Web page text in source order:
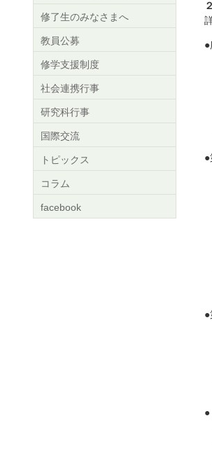
修了生のみなさまへ
教員公募
修学支援制度
社会連携行事
研究科行事
国際交流
トピックス
コラム
facebook